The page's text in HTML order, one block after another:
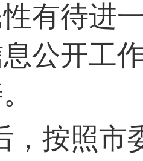
有待进
息公开工
，按照市